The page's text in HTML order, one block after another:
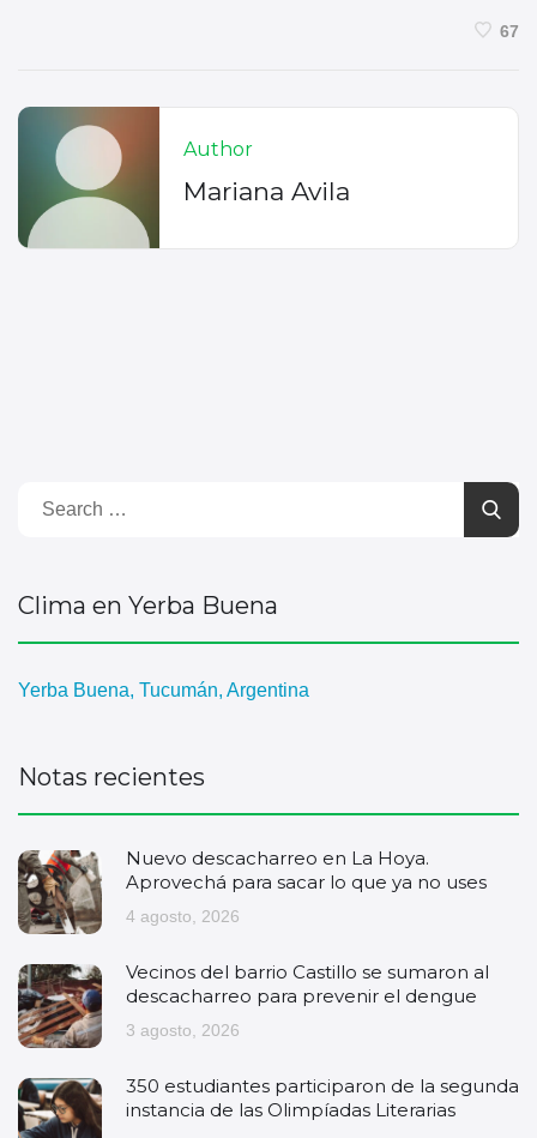
67
Author
Mariana Avila
Clima en Yerba Buena
Yerba Buena, Tucumán, Argentina
Notas recientes
Nuevo descacharreo en La Hoya.
Aprovechá para sacar lo que ya no uses
4 agosto, 2026
Vecinos del barrio Castillo se sumaron al
descacharreo para prevenir el dengue
3 agosto, 2026
350 estudiantes participaron de la segunda
instancia de las Olimpíadas Literarias